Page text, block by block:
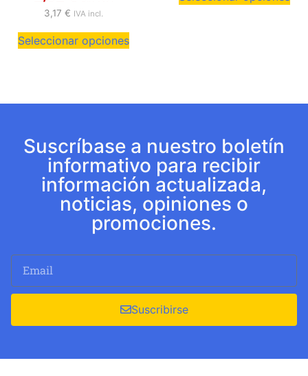
3,17 € IVA incl.
Seleccionar opciones
Suscríbase a nuestro boletín
informativo para recibir
información actualizada,
noticias, opiniones o
promociones.
Suscribirse